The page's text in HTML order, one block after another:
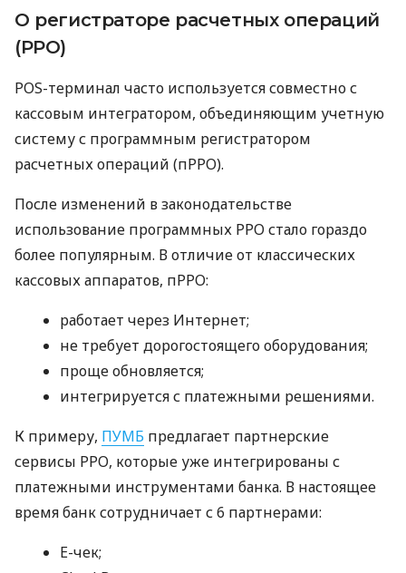
О регистраторе расчетных операций
(РРО)
POS-терминал часто используется совместно с
кассовым интегратором, объединяющим учетную
систему с программным регистратором
расчетных операций (пРРО).
После изменений в законодательстве
использование программных РРО стало гораздо
более популярным. В отличие от классических
кассовых аппаратов, пРРО:
работает через Интернет;
не требует дорогостоящего оборудования;
проще обновляется;
интегрируется с платежными решениями.
К примеру, ПУМБ предлагает партнерские
сервисы РРО, которые уже интегрированы с
платежными инструментами банка. В настоящее
время банк сотрудничает с 6 партнерами:
E-чек;